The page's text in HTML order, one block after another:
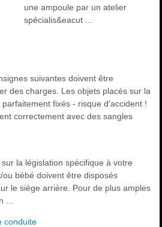
une ampoule par un atelier
spécialis&eacut ...
suivantes doivent être
des charges. Les objets placés sur la
fixés - risque d'accident !
correctement avec des sangles
la législation spécifique à votre
bébé doivent être disposés
le siège arrière. Pour de plus amples
...
conduite